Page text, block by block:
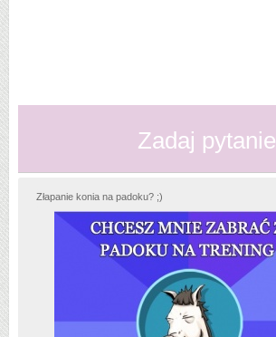
Zadaj pytanie
Złapanie konia na padoku? ;)